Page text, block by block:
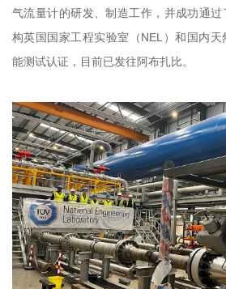
气流量计的研发、制造工作，并成功通
构英国国家工程实验室（NEL）和国内
能测试认证，目前已发往阿布扎比。